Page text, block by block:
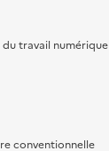
travail numérique
conventionnelle